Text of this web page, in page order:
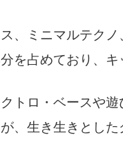
ス、ミニマルテク
を占めており、
トロ・ベースや
、生き生きとし